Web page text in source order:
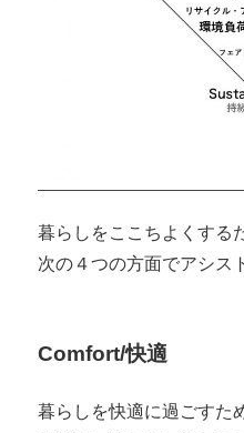
暮らしをここちよくする
次の４つの方面でアシス
Comfort/快適
暮らしを快適に過ごすた